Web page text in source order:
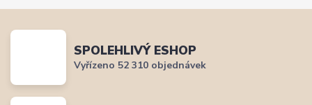
SPOLEHLIVÝ ESHOP
Vyřízeno 52 310 objednávek